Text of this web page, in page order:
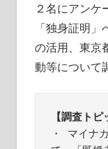
２名にアンケ
「独身証明
の活用、東京
動等について
【調査トピ
・ マイナ